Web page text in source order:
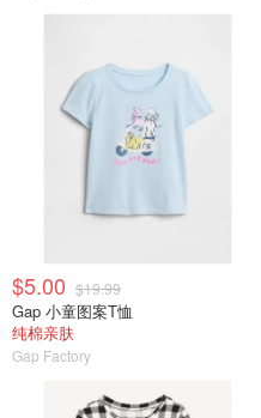
$5.00 $19.99
Gap 小童图案T恤
纯棉亲肤
Gap Factory